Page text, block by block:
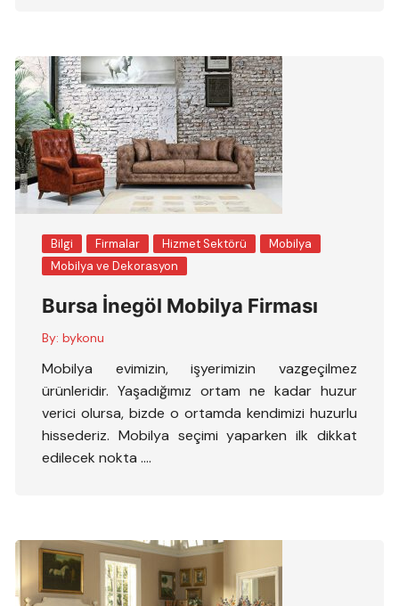
Bilgi Firmalar Hizmet Sektörü
Mobilya
Mobilya ve Dekorasyon
Bursa İnegöl Mobilya Firması
By: bykonu
Mobilya evimizin, işyerimizin vazgeçilmez
ürünleridir. Yaşadığımız ortam ne kadar huzur
verici olursa, bizde o ortamda kendimizi huzurlu
hissederiz. Mobilya seçimi yaparken ilk dikkat
edilecek nokta ….